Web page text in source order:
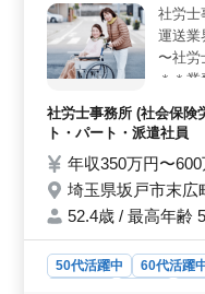
にとっては、これまで
識やスキルの獲得が期
常に対応し、専門性
利厚生＞ 従業員の安
を軽減しています。
き、生活の安定をサポ
も整え、健康的な職場
運送業
〜社労
＊＊
・社会
入 ・
トラブ
完備
ラン人
社労士事務所 (社会保険
ト・パート・派遣社員
年収350万円〜
埼玉県坂戸市末広
52.4歳 / 最高年齢
50代活躍中 60代活躍